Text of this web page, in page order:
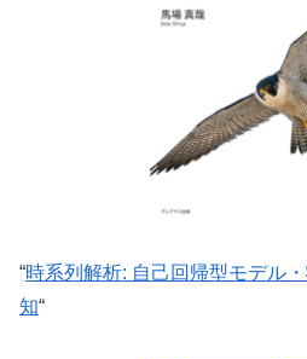
“時系列解析: 自己回帰型モデル
知“